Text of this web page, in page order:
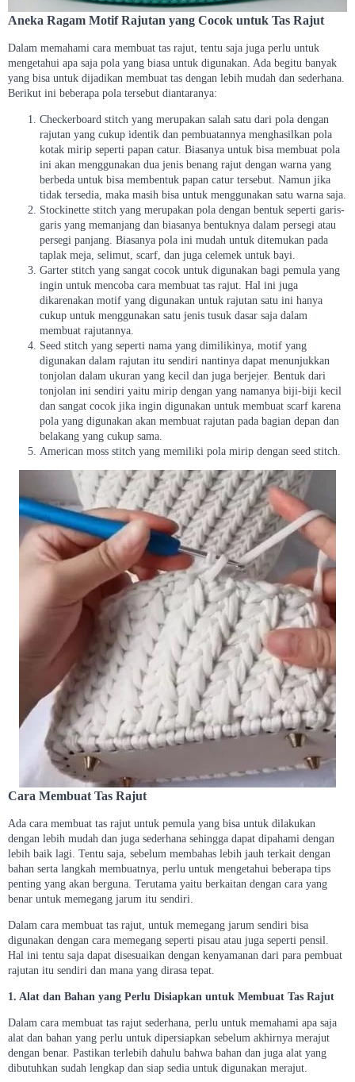
Aneka Ragam Motif Rajutan yang Cocok untuk Tas Rajut
Dalam memahami cara membuat tas rajut, tentu saja juga perlu untuk
mengetahui apa saja pola yang biasa untuk digunakan. Ada begitu banyak
yang bisa untuk dijadikan membuat tas dengan lebih mudah dan sederhana.
Berikut ini beberapa pola tersebut diantaranya:
Checkerboard stitch yang merupakan salah satu dari pola dengan
rajutan yang cukup identik dan pembuatannya menghasilkan pola
kotak mirip seperti papan catur. Biasanya untuk bisa membuat pola
ini akan menggunakan dua jenis benang rajut dengan warna yang
berbeda untuk bisa membentuk papan catur tersebut. Namun jika
tidak tersedia, maka masih bisa untuk menggunakan satu warna saja.
Stockinette stitch yang merupakan pola dengan bentuk seperti garis-
garis yang memanjang dan biasanya bentuknya dalam persegi atau
persegi panjang. Biasanya pola ini mudah untuk ditemukan pada
taplak meja, selimut, scarf, dan juga celemek untuk bayi.
Garter stitch yang sangat cocok untuk digunakan bagi pemula yang
ingin untuk mencoba cara membuat tas rajut. Hal ini juga
dikarenakan motif yang digunakan untuk rajutan satu ini hanya
cukup untuk menggunakan satu jenis tusuk dasar saja dalam
membuat rajutannya.
Seed stitch yang seperti nama yang dimilikinya, motif yang
digunakan dalam rajutan itu sendiri nantinya dapat menunjukkan
tonjolan dalam ukuran yang kecil dan juga berjejer. Bentuk dari
tonjolan ini sendiri yaitu mirip dengan yang namanya biji-biji kecil
dan sangat cocok jika ingin digunakan untuk membuat scarf karena
pola yang digunakan akan membuat rajutan pada bagian depan dan
belakang yang cukup sama.
American moss stitch yang memiliki pola mirip dengan seed stitch.
Cara Membuat Tas Rajut
Ada cara membuat tas rajut untuk pemula yang bisa untuk dilakukan
dengan lebih mudah dan juga sederhana sehingga dapat dipahami dengan
lebih baik lagi. Tentu saja, sebelum membahas lebih jauh terkait dengan
bahan serta langkah membuatnya, perlu untuk mengetahui beberapa tips
penting yang akan berguna. Terutama yaitu berkaitan dengan cara yang
benar untuk memegang jarum itu sendiri.
Dalam cara membuat tas rajut, untuk memegang jarum sendiri bisa
digunakan dengan cara memegang seperti pisau atau juga seperti pensil.
Hal ini tentu saja dapat disesuaikan dengan kenyamanan dari para pembuat
rajutan itu sendiri dan mana yang dirasa tepat.
1. Alat dan Bahan yang Perlu Disiapkan untuk Membuat Tas Rajut
Dalam cara membuat tas rajut sederhana, perlu untuk memahami apa saja
alat dan bahan yang perlu untuk dipersiapkan sebelum akhirnya merajut
dengan benar. Pastikan terlebih dahulu bahwa bahan dan juga alat yang
dibutuhkan sudah lengkap dan siap sedia untuk digunakan merajut.